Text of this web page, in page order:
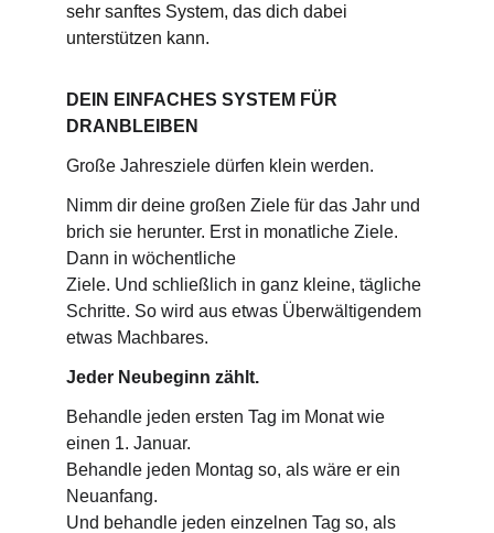
sehr sanftes System, das dich dabei
unterstützen kann.
DEIN EINFACHES SYSTEM FÜR
DRANBLEIBEN
Große Jahresziele dürfen klein werden.
Nimm dir deine großen Ziele für das Jahr und
brich sie herunter. Erst in monatliche Ziele.
Dann in wöchentliche
Ziele. Und schließlich in ganz kleine, tägliche
Schritte. So wird aus etwas Überwältigendem
etwas Machbares.
Jeder Neubeginn zählt.
Behandle jeden ersten Tag im Monat wie
einen 1. Januar.
Behandle jeden Montag so, als wäre er ein
Neuanfang.
Und behandle jeden einzelnen Tag so, als